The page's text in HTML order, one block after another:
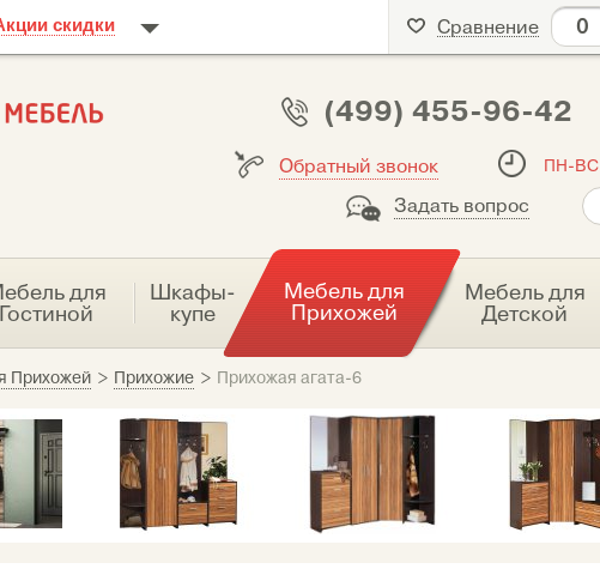
скидки Сравнение 0
(499) 455-96-42
Обратный звонок ПН-ВС
Задать вопрос
для
Гостиной
Шкафы-
купе
Мебель для
Прихожей
Мебель для
Детской
Прихожей > Прихожие > Прихожая агата-6